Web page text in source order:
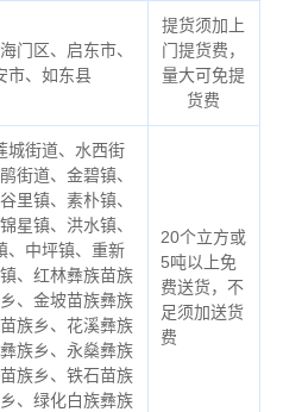
门区、启东市、
市、如东县
提货须加上
门提货费，
量大可免提
货费
城街道、水西街
街道、金碧镇、
里镇、素朴镇、
星镇、洪水镇、
、中坪镇、重新
、红林彝族苗族
、金坡苗族彝族
族乡、花溪彝族
族乡、永燊彝族
族乡、铁石苗族
、绿化白族彝族
20个立方或
5吨以上免
费送货，不
足须加送货
费